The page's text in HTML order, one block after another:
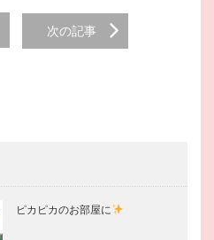
次の記事
ピカピカのお部屋に